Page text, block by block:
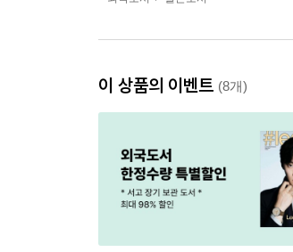
이 상품의 이벤트 (8개)